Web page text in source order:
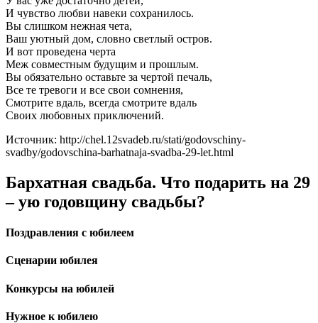
И чувство любви навеки сохранилось.
Вы слишком нежная чета,
Ваш уютный дом, словно светлый остров.
И вот проведена черта
Меж совместным будущим и прошлым.
Вы обязательно оставьте за чертой печаль,
Все те тревоги и все свои сомнения,
Смотрите вдаль, всегда смотрите вдаль
Своих любовных приключений.
Источник: http://chel.12svadeb.ru/stati/godovschiny-
svadby/godovschina-barhatnaja-svadba-29-let.html
Бархатная свадьба. Что подарить на 29
– ую годовщину свадьбы?
Поздравления с юбилеем
Сценарии юбилея
Конкурсы на юбилей
Нужное к юбилею